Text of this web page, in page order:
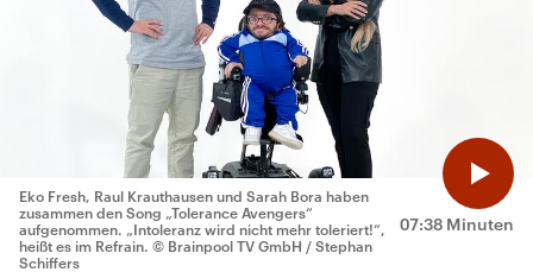
07:38 Minuten
Eko Fresh, Raul Krauthausen und Sarah Bora haben
zusammen den Song „Tolerance Avengers“
aufgenommen. „Intoleranz wird nicht mehr toleriert!“,
heißt es im Refrain. © Brainpool TV GmbH / Stephan
Schiffers